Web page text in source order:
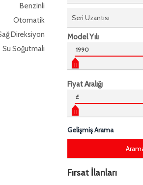
Benzinli
Otomatik
Direksiyon
Su Soğutmalı
Seri Uzantısı
Model Yılı
1990
Fiyat Aralığı
£
Gelişmiş Arama
Fırsat İlanları